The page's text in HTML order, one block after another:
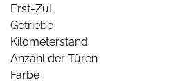
Erst-Zul.
Getriebe
Kilometerstand
Anzahl der Türen
Farbe